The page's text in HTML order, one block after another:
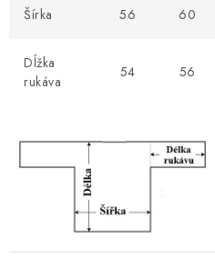
Šírka 56 60
Dĺžka
rukáva
54 56